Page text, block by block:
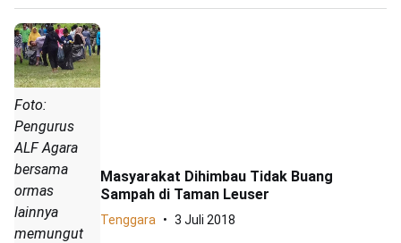
Foto:
Pengurus
ALF Agara
bersama
ormas
lainnya
memungut
Masyarakat Dihimbau Tidak Buang
Sampah di Taman Leuser
Tenggara 3 Juli 2018